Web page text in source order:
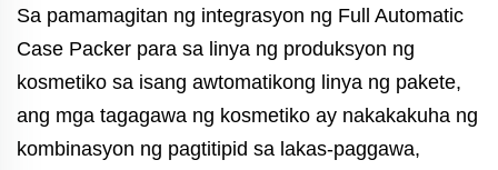
Sa pamamagitan ng integrasyon ng Full Automatic
Case Packer para sa linya ng produksyon ng
kosmetiko sa isang awtomatikong linya ng pakete,
ang mga tagagawa ng kosmetiko ay nakakakuha ng
kombinasyon ng pagtitipid sa lakas-paggawa,